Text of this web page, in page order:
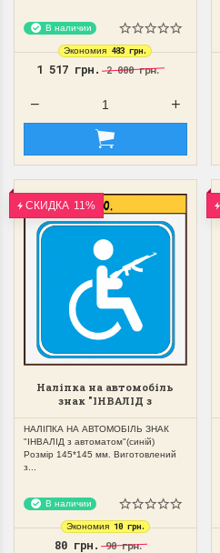
Закони ПДР України
стосовно знаків,
надписів і позначень.
Крім правил і знаків, в ПДД є ще
інформаційні таблички. Якими
oleg залуцький
В наличии
Экономия 483 грн.
1 517 грн.2 000 грн.
СКИДКА 11%
Наліпка на автомобіль
знак "ІНВАЛІД з
НАЛІПКА НА АВТОМОБІЛЬ ЗНАК
"ІНВАЛІД з автоматом"(синій)
Розмір 145*145 мм. Виготовлений
з...
В наличии
Экономия 10 грн.
80 грн.90 грн.